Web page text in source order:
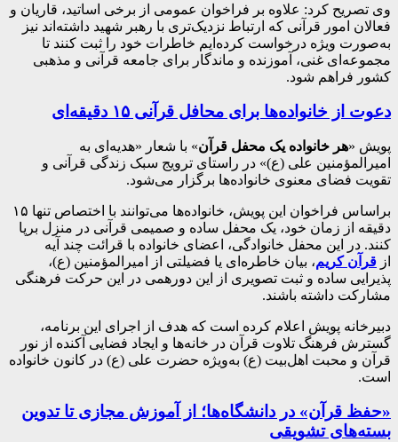
وی تصریح کرد: علاوه بر فراخوان عمومی از برخی اساتید، قاریان و
فعالان امور قرآنی که ارتباط نزدیک‌تری با رهبر شهید داشته‌اند نیز
به‌صورت ویژه درخواست کرده‌ایم خاطرات خود را ثبت کنند تا
مجموعه‌ای غنی، آموزنده و ماندگار برای جامعه قرآنی و مذهبی
کشور فراهم شود.
دعوت از خانواده‌ها برای محافل قرآنی ۱۵ دقیقه‌ای
پویش «هر خانواده یک محفل قرآن» با شعار «هدیه‌ای به
امیرالمؤمنین علی (ع)» در راستای ترویج سبک زندگی قرآنی و
تقویت فضای معنوی خانواده‌ها برگزار می‌شود.
براساس فراخوان این پویش، خانواده‌ها می‌توانند با اختصاص تنها ۱۵
دقیقه از زمان خود، یک محفل ساده و صمیمی قرآنی در منزل برپا
کنند. در این محفل خانوادگی، اعضای خانواده با قرائت چند آیه
از قرآن کریم، بیان خاطره‌ای یا فضیلتی از امیرالمؤمنین (ع)،
پذیرایی ساده و ثبت تصویری از این دورهمی در این حرکت فرهنگی
مشارکت داشته باشند.
دبیرخانه پویش اعلام کرده است که هدف از اجرای این برنامه،
گسترش فرهنگ تلاوت قرآن در خانه‌ها و ایجاد فضایی آکنده از نور
قرآن و محبت اهل‌بیت (ع) به‌ویژه حضرت علی (ع) در کانون خانواده
است.
«حفظ قرآن» در دانشگاه‌ها؛ از آموزش مجازی تا تدوین
بسته‌های تشویقی